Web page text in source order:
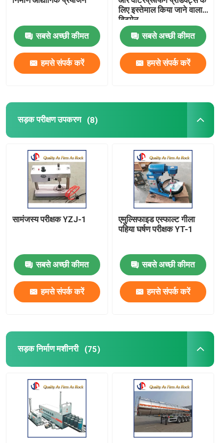
स्पेयर पार्ट्स
वाइब्रेटर आइस ब्रेकर
सबसे अच्छी कीमत
हमसे संपर्क करें
लिए इस्तेमाल किया जाने वाला
बिटुमेन
सबसे अच्छी कीमत
हमसे संपर्क करें
सड़क परीक्षण उपकरण (8)
सामंजस्य परीक्षक YZJ-1
सबसे अच्छी कीमत
हमसे संपर्क करें
एमुल्सिफाइड एस्फाल्ट गीला
पहिया घर्षण परीक्षक YT-1
सबसे अच्छी कीमत
हमसे संपर्क करें
सड़क निर्माण मशीनरी (75)